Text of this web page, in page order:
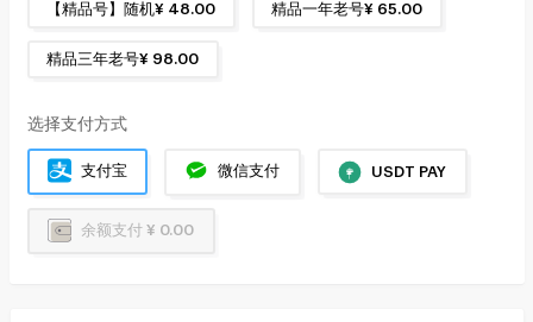
【精品号】随机¥ 48.00 精品一年老号¥ 65.00
精品三年老号¥ 98.00
选择支付方式
支付宝 微信支付 USDT PAY
余额支付 ¥ 0.00